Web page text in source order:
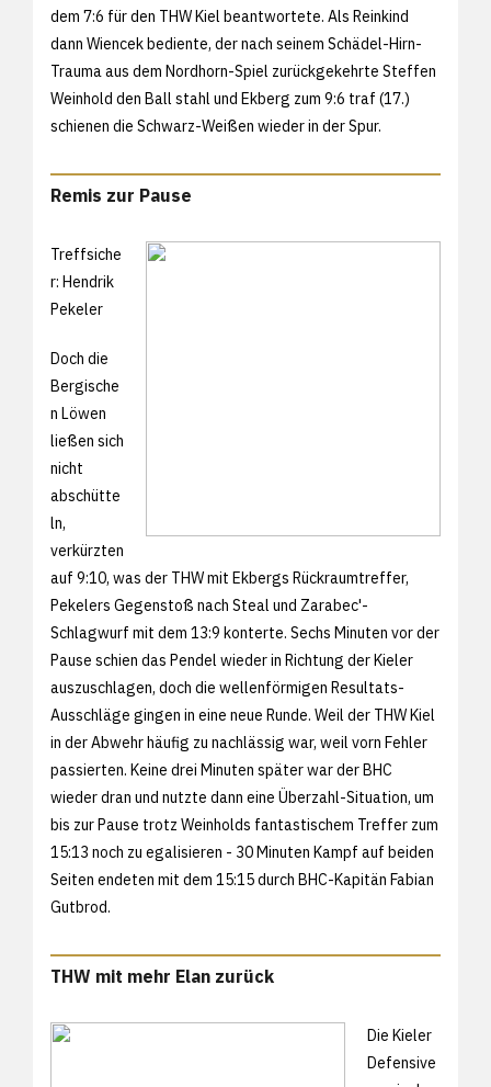
dem 7:6 für den THW Kiel beantwortete. Als Reinkind
dann Wiencek bediente, der nach seinem Schädel-Hirn-
Trauma aus dem Nordhorn-Spiel zurückgekehrte Steffen
Weinhold den Ball stahl und Ekberg zum 9:6 traf (17.)
schienen die Schwarz-Weißen wieder in der Spur.
Remis zur Pause
Treffsiche
r: Hendrik
Pekeler
Doch die
Bergische
n Löwen
ließen sich
nicht
abschütte
ln,
verkürzten
auf 9:10, was der THW mit Ekbergs Rückraumtreffer,
Pekelers Gegenstoß nach Steal und Zarabec'-
Schlagwurf mit dem 13:9 konterte. Sechs Minuten vor der
Pause schien das Pendel wieder in Richtung der Kieler
auszuschlagen, doch die wellenförmigen Resultats-
Ausschläge gingen in eine neue Runde. Weil der THW Kiel
in der Abwehr häufig zu nachlässig war, weil vorn Fehler
passierten. Keine drei Minuten später war der BHC
wieder dran und nutzte dann eine Überzahl-Situation, um
bis zur Pause trotz Weinholds fantastischem Treffer zum
15:13 noch zu egalisieren - 30 Minuten Kampf auf beiden
Seiten endeten mit dem 15:15 durch BHC-Kapitän Fabian
Gutbrod.
THW mit mehr Elan zurück
Die Kieler
Defensive